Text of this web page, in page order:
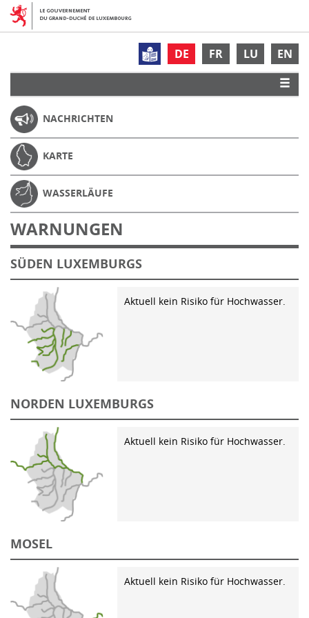
DE FR LU EN
NACHRICHTEN
KARTE
WASSERLÄUFE
WARNUNGEN
SÜDEN LUXEMBURGS
Aktuell kein Risiko für Hochwasser.
NORDEN LUXEMBURGS
Aktuell kein Risiko für Hochwasser.
MOSEL
Aktuell kein Risiko für Hochwasser.